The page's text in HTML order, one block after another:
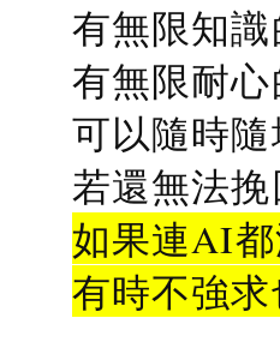
有無限知
有無限耐
可以隨時
若還無法
如果連AI
有時不強